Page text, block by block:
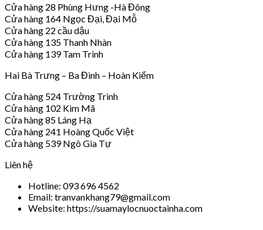
Cửa hàng 28 Phùng Hưng -Hà Đông
Cửa hàng 164 Ngọc Đại, Đại Mỗ
Cửa hàng 22 cầu dậu
Cửa hàng 135 Thanh Nhàn
Cửa hàng 139 Tam Trinh
Hai Bà Trưng – Ba Đình – Hoàn Kiếm
Cửa hàng 524 Trường Trinh
Cửa hàng 102 Kim Mã
Cửa hàng 85 Láng Hạ
Cửa hàng 241 Hoàng Quốc Việt
Cửa hàng 539 Ngô Gia Tự
Liên hệ
Hotline: 093 696 4562
Email: tranvankhang79@gmail.com
Website: https://suamaylocnuoctainha.com